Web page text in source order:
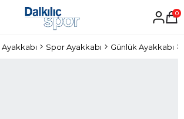
0
Ayakkabı Spor Ayakkabı Günlük Ayakkabı